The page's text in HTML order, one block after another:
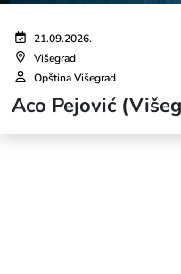
21.09.2026.
Višegrad
Opština Višegrad
Aco Pejović